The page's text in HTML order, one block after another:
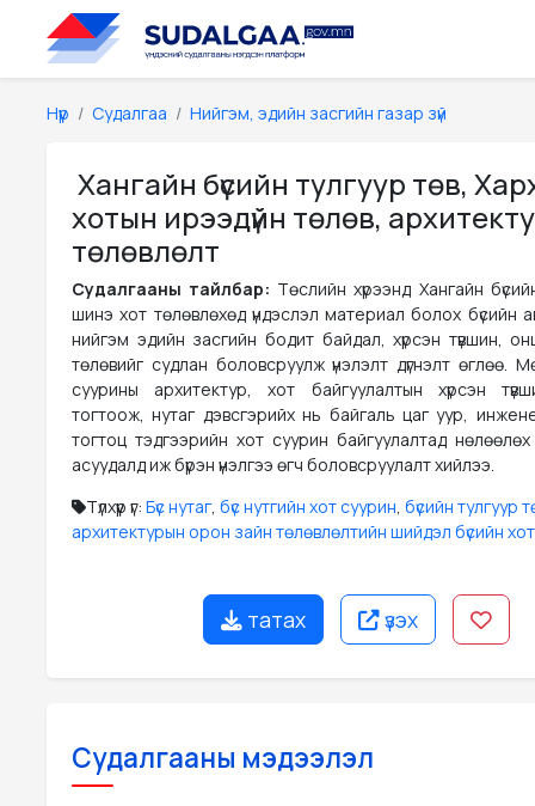
Нүүр Судалгаа Нийгэм, эдийн засгийн газар зүй
Хангайн бүсийн тулгуур төв,
хотын ирээдүйн төлөв,
төлөвлөлт
Судалгааны тайлбар: Төслийн хүрээнд Хангайн
шинэ хот төлөвлөхөд үндэслэл материал болох бүсийн
нийгэм эдийн засгийн бодит байдал, хүрсэн түвшин,
төлөвийг судлан боловсруулж үнэлэлт дүгнэлт өглөө.
суурины архитектур, хот байгуулалтын хүрсэн
тогтоож, нутаг дэвсгэрийх нь байгаль цаг уур,
тогтоц тэдгээрийн хот суурин байгуулалтад нөлөөлөх
асуудалд иж бүрэн үнэлгээ өгч боловсруулалт хийлээ.
Түлхүүр үг: Бүс нутаг, бүс нутгийн хот суурин, бүсийн тулгуур
архитектурын орон зайн төлөвлөлтийн шийдэл бүсийн
татах үзэх
Судалгааны мэдээлэл